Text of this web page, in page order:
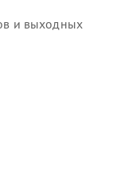
и выходных